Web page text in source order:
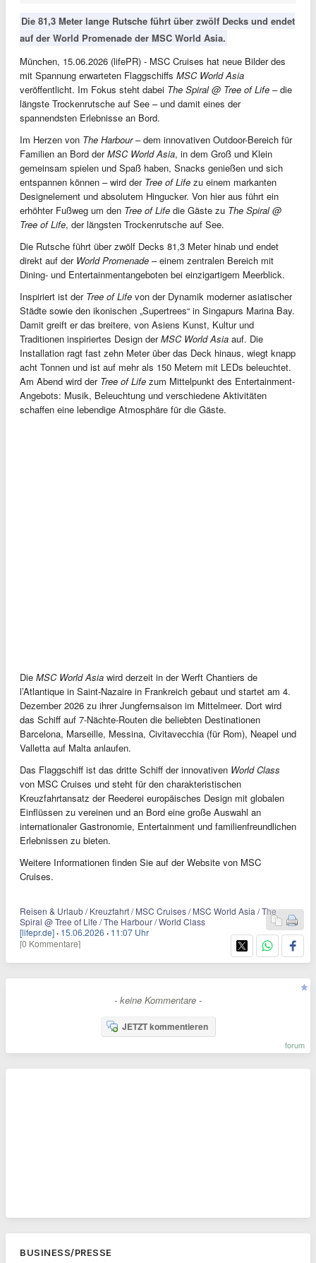
Die 81,3 Meter lange Rutsche führt über zwölf Decks und endet
auf der World Promenade der MSC World Asia.
München, 15.06.2026 (lifePR) - MSC Cruises hat neue Bilder des
mit Spannung erwarteten Flaggschiffs MSC World Asia
veröffentlicht. Im Fokus steht dabei The Spiral @ Tree of Life – die
längste Trockenrutsche auf See – und damit eines der
spannendsten Erlebnisse an Bord.
Im Herzen von The Harbour– dem innovativen Outdoor-Bereich für
Familien an Bord derMSC World Asia, in dem Groß und Klein
gemeinsam spielen und Spaß haben, Snacks genießen und sich
entspannen können – wird der Tree of Life zu einem markanten
Designelement und absolutem Hingucker. Von hier aus führt ein
erhöhter Fußweg um den Tree of Life die Gäste zu The Spiral @
Tree of Life, der längsten Trockenrutsche auf See.
Die Rutsche führt über zwölf Decks 81,3 Meter hinab und endet
direkt auf der World Promenade – einem zentralen Bereich mit
Dining- und Entertainmentangeboten bei einzigartigem Meerblick.
Inspiriert ist der Tree of Life von der Dynamik moderner asiatischer
Städte sowie den ikonischen „Supertrees“ in Singapurs Marina Bay.
Damit greift er das breitere, von Asiens Kunst, Kultur und
Traditionen inspiriertes Design derMSC World Asia auf. Die
Installation ragt fast zehn Meter über das Deck hinaus, wiegt knapp
acht Tonnen und ist auf mehr als 150 Metern mit LEDs beleuchtet.
Am Abend wird der Tree of Life zum Mittelpunkt des Entertainment-
Angebots: Musik, Beleuchtung und verschiedene Aktivitäten
schaffen eine lebendige Atmosphäre für die Gäste.
Die MSC World Asia wird derzeit in der Werft Chantiers de
l’Atlantique in Saint-Nazaire in Frankreich gebaut und startet am 4.
Dezember 2026 zu ihrer Jungfernsaison im Mittelmeer. Dort wird
das Schiff auf 7-Nächte-Routen die beliebten Destinationen
Barcelona, Marseille, Messina, Civitavecchia (für Rom), Neapel und
Valletta auf Malta anlaufen.
Das Flaggschiff ist das dritte Schiff der innovativen World Class
von MSC Cruises und steht für den charakteristischen
Kreuzfahrtansatz der Reederei europäisches Design mit globalen
Einflüssen zu vereinen und an Bord eine große Auswahl an
internationaler Gastronomie, Entertainment und familienfreundlichen
Erlebnissen zu bieten.
Weitere Informationen finden Sie auf der Website von MSC
Cruises.
Reisen & Urlaub / Kreuzfahrt / MSC Cruises / MSC World Asia / The
Spiral @ Tree of Life / The Harbour / World Class
[lifepr.de] · 15.06.2026 · 11:07 Uhr
[0 Kommentare]
- keine Kommentare -
JETZT kommentieren
forum
BUSINESS/PRESSE